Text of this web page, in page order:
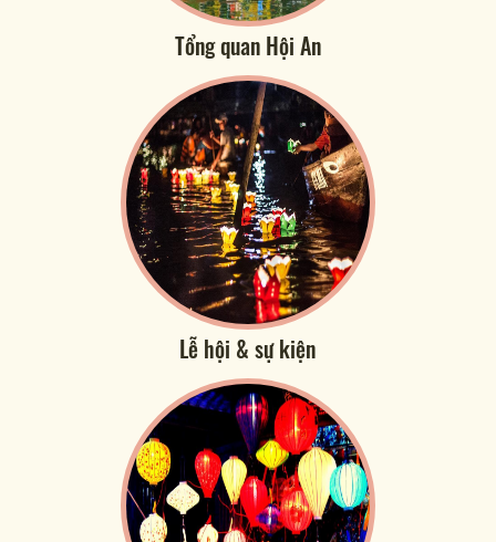
Tổng quan Hội An
Lễ hội & sự kiện